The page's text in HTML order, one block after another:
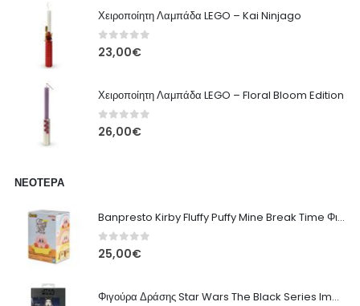
Χειροποίητη Λαμπάδα LEGO – Kai Ninjago
0out of 5
23,00€
Χειροποίητη Λαμπάδα LEGO – Floral Bloom Edition
0out of 5
26,00€
ΝΕΌΤΕΡΑ
Banpresto Kirby Fluffy Puffy Mine Break Time Φιγούρα – Α' Έκδοση
0out of 5
25,00€
Φιγούρα Δράσης Star Wars The Black Series Imperial Remnant Stormtrooper #05